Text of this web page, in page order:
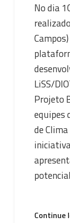
No dia
LiSS/
Projeto
equipes
de Clima
Continue